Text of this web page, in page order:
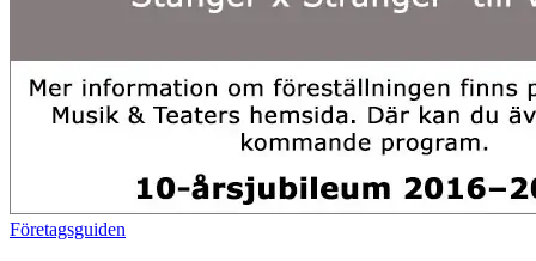
Företagsguiden